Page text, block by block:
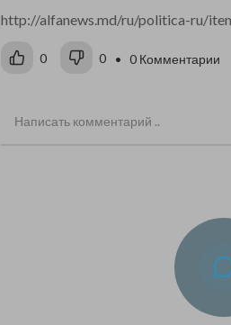
http://alfanews.md/ru/politica-ru/
0 0 • 0 Комментарии